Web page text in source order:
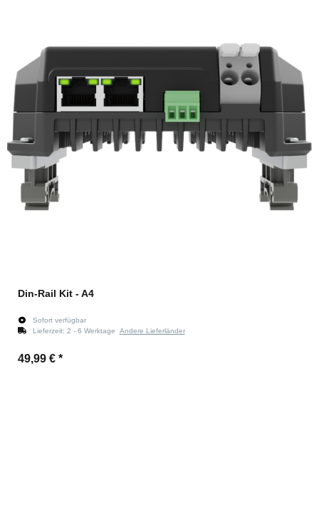
Din-Rail Kit - A4
Sofort verfügbar
Lieferzeit: 2 - 6 Werktage Andere Lieferländer
49,99 € *